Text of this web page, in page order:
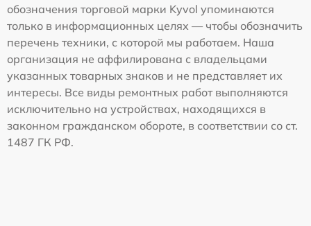
обозначения торговой марки Kyvol упоминаются
только в информационных целях — чтобы обозначить
перечень техники, с которой мы работаем. Наша
организация не аффилирована с владельцами
указанных товарных знаков и не представляет их
интересы. Все виды ремонтных работ выполняются
исключительно на устройствах, находящихся в
законном гражданском обороте, в соответствии со ст.
1487 ГК РФ.